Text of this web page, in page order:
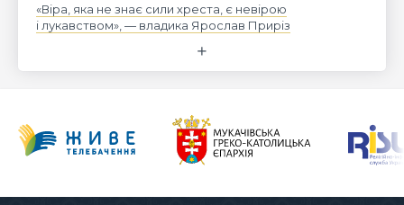
«Віра, яка не знає сили хреста, є невірою
і лукавством», — владика Ярослав Приріз